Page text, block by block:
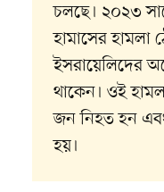
চলছে। ২০২৩
হামাসের হামলা
ইসরায়েলিদের
থাকেন। ওই
জন নিহত হন
হয়।